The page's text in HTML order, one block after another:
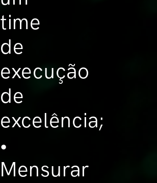
time
de
execução
de
excelência;
•
Mensurar